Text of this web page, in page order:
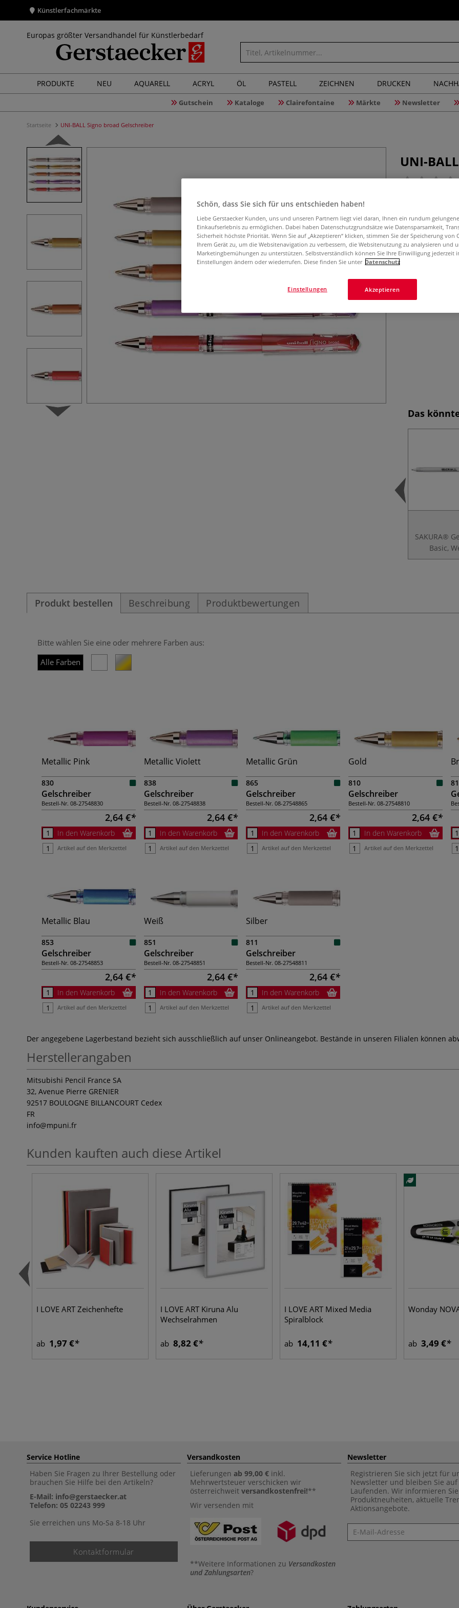
Künstlerfachmärkte
Europas größter Versandhandel für Künstlerbedarf
PRODUKTE NEU AQUARELL ACRYL ÖL PASTELL ZEICHNEN DRUCKEN
Gutschein Kataloge Clairefontaine Märkte Newsletter
Startseite UNI-BALL Signo broad Gelschreiber
UNI-
Gelschreiber
die Farbtöne
Das
SAKURA®
Basic,
Produkt bestellen Beschreibung Produktbewertungen
Bitte wählen Sie eine oder mehrere Farben aus:
Alle Farben
Metallic Pink
830
Gelschreiber
Bestell-Nr. 08-27548830
2,64 €
In den Warenkorb
Artikel auf den Merkzettel
Metallic Violett
838
Gelschreiber
Bestell-Nr. 08-27548838
2,64 €
In den Warenkorb
Artikel auf den Merkzettel
Metallic Grün
865
Gelschreiber
Bestell-Nr. 08-27548865
2,64 €
In den Warenkorb
Artikel auf den Merkzettel
Gold
810
Gelschreiber
Bestell-Nr. 08-27548810
2,64 €
In den Warenkorb
Artikel auf den Merkzettel
Metallic Blau
853
Gelschreiber
Bestell-Nr. 08-27548853
2,64 €
In den Warenkorb
Artikel auf den Merkzettel
Weiß
851
Gelschreiber
Bestell-Nr. 08-27548851
2,64 €
In den Warenkorb
Artikel auf den Merkzettel
Silber
811
Gelschreiber
Bestell-Nr. 08-27548811
2,64 €
In den Warenkorb
Artikel auf den Merkzettel
Der angegebene Lagerbestand bezieht sich ausschließlich auf unser Onlineangebot. Bestände in unseren Filialen können
Herstellerangaben
Mitsubishi Pencil France SA
32, Avenue Pierre GRENIER
92517 BOULOGNE BILLANCOURT Cedex
FR
info@mpuni.fr
Kunden kauften auch diese Artikel
I LOVE ART Zeichenhefte
ab 1,97 €
I LOVE ART Kiruna Alu
Wechselrahmen
ab 8,82 €
I LOVE ART Mixed Media
Spiralblock
ab 14,11 €
Wonday
ab 3,49 €
Service Hotline
Haben Sie Fragen zu Ihrer Bestellung oder
brauchen Sie Hilfe bei den Artikeln?
E-Mail: info@gerstaecker.at
Telefon: 05 02243 999
Sie erreichen uns Mo-Sa 8-18 Uhr
Kontaktformular
Versandkosten
Lieferungen ab 99,00 € inkl.
Mehrwertsteuer verschicken wir
österreichweit versandkostenfrei!**
Wir versenden mit
**Weitere Informationen zu Versandkosten
und Zahlungsarten?
Newsletter
Registrieren Sie sich jetzt für
Newsletter und bleiben Sie auf
Laufenden. Wir informieren
Produktneuheiten, aktuelle
Aktionsangebote.
Newsletter
Schön, dass Sie sich für uns entschieden haben!
Liebe Gerstaecker Kunden, uns und unseren Partnern liegt viel daran, Ihnen ein rundum
Einkaufserlebnis zu ermöglichen. Dabei haben Datenschutzgrundsätze wie Datensparsamkeit,
Sicherheit höchste Priorität. Wenn Sie auf „Akzeptieren“ klicken, stimmen Sie der Speicherung von
Ihrem Gerät zu, um die Websitenavigation zu verbessern, die Websitenutzung zu analysieren und
Marketingbemühungen zu unterstützen. Selbstverständlich können Sie Ihre Einwilligung jederzeit
Einstellungen ändern oder wiederrufen. Diese finden Sie unter Datenschutz
Akzeptieren
Einstellungen